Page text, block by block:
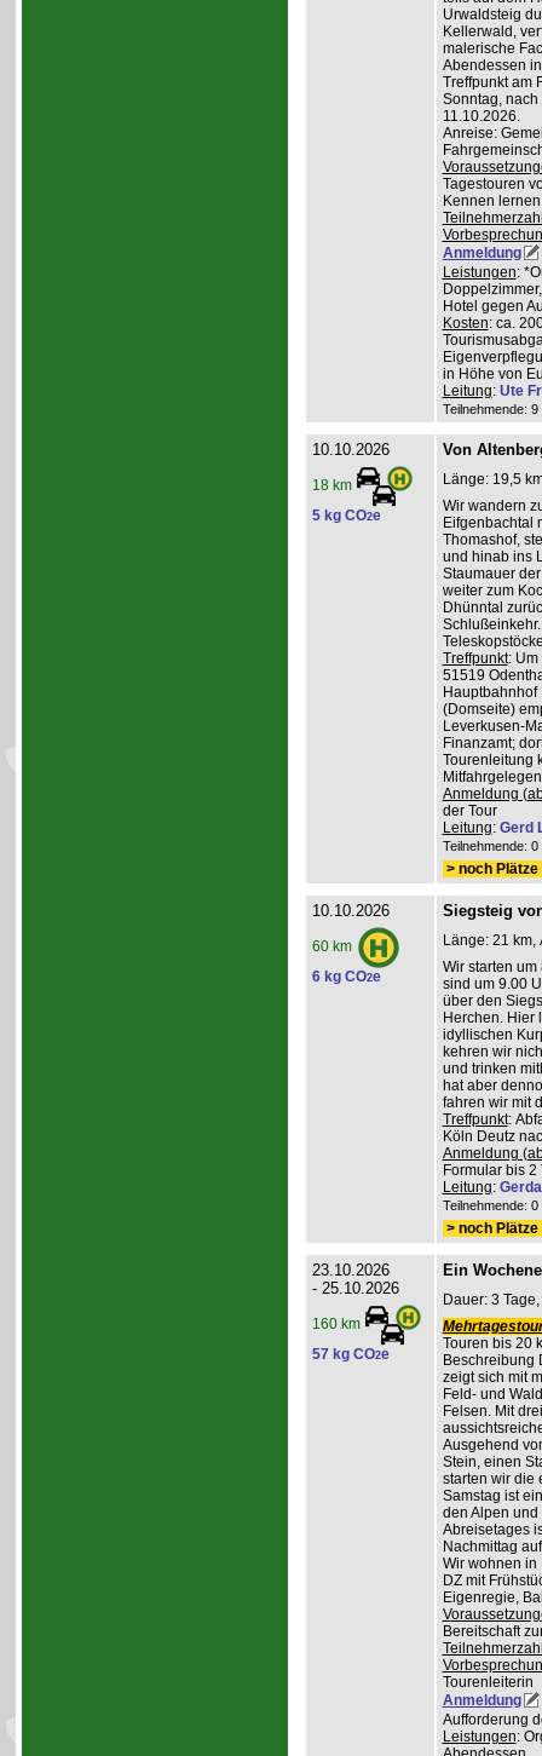
Urwaldsteig
Kellerwald,
malerische
Abendessen
Treffpunkt am
Sonntag,
11.10.2026.
Anreise:
Tagestouren
Kennen
Anmeldung
Leistungen:
Hotel gegen
Kosten: ca.
in Höhe von
Leitung: Ute
Teilnehmende:
10.10.2026
18 km
5 kg CO2e
Von
Länge: 19,5
Wir wandern
Eifgenbachtal
Thomashof,
und hinab ins
Staumauer
weiter zum
Dhünntal
Schlußeinkehr.
Treffpunkt: Um
51519
(Domseite)
Leverkusen-
Finanzamt;
Tourenleitung
Anmeldung
der Tour
Leitung: Gerd
Teilnehmende:
> noch
10.10.2026
60 km
6 kg CO2e
Siegsteig
Länge: 21 km,
Wir starten
sind um 9.00
über den
Herchen. Hier
idyllischen
kehren wir
und trinken
hat aber
fahren wir mit
Treffpunkt:
Köln Deutz
Anmeldung
Formular bis 2
Leitung:
Teilnehmende:
> noch
23.10.2026
- 25.10.2026
160 km
57 kg CO2e
Ein
Dauer: 3
Touren bis 20
Beschreibung
zeigt sich mit
Feld- und
Felsen. Mit
Ausgehend
Stein, einen
starten wir die
Samstag ist
den Alpen
Abreisetages
Nachmittag
Wir wohnen in
DZ mit
Eigenregie,
Bereitschaft
Tourenleiterin
Anmeldung
Aufforderung
Leistungen: